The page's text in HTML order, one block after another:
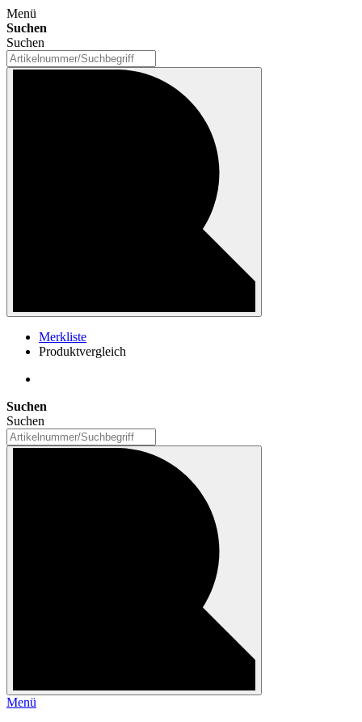
Menü
Suchen
Suchen
Merkliste
Produktvergleich
Suchen
Suchen
Menü